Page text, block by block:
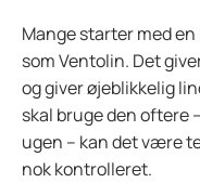
Mange starter med
som Ventolin. Det
og giver øjeblikkelig
skal bruge den oftere
ugen – kan det være
nok kontrolleret.